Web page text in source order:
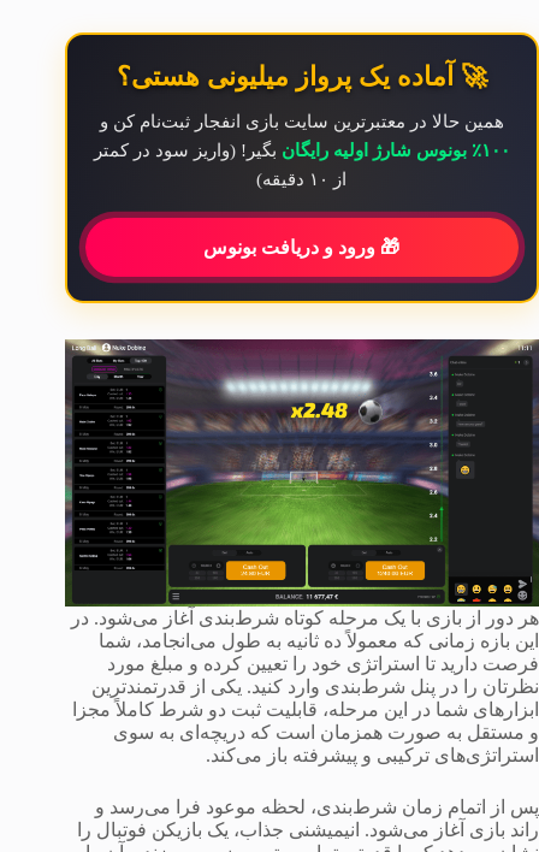
🚀 آماده یک پرواز میلیونی هستی؟
همین حالا در معتبرترین سایت بازی انفجار ثبت‌نام کن و
۱۰۰٪ بونوس شارژ اولیه رایگان
بگیر! (واریز سود در کمتر
از ۱۰ دقیقه)
🎁 ورود و دریافت بونوس
هر دور از بازی با یک مرحله کوتاه شرط‌بندی آغاز می‌شود. در
این بازه زمانی که معمولاً ده ثانیه به طول می‌انجامد، شما
فرصت دارید تا استراتژی خود را تعیین کرده و مبلغ مورد
نظرتان را در پنل شرط‌بندی وارد کنید. یکی از قدرتمندترین
ابزارهای شما در این مرحله، قابلیت ثبت دو شرط کاملاً مجزا
و مستقل به صورت همزمان است که دریچه‌ای به سوی
استراتژی‌های ترکیبی و پیشرفته باز می‌کند.
پس از اتمام زمان شرط‌بندی، لحظه موعود فرا می‌رسد و
راند بازی آغاز می‌شود. انیمیشنی جذاب، یک بازیکن فوتبال را